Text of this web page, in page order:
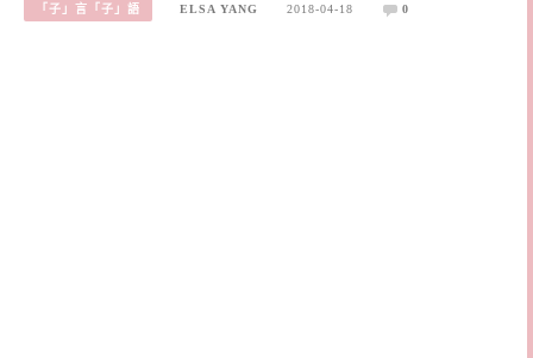
「子」言「子」語 ELSA YANG 2018-04-18 0